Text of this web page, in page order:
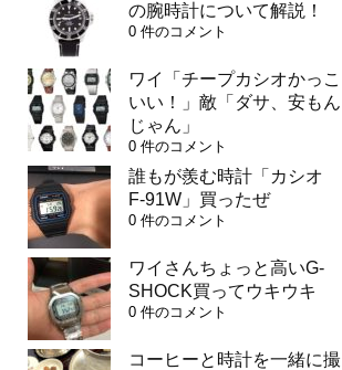
の腕時計について解説！
0 件のコメント
ワイ「チープカシオかっこ
いい！」敵「ダサ、安もん
じゃん」
0 件のコメント
誰もが羨む時計「カシオ
F-91W」買ったぜ
0 件のコメント
ワイさんちょっと高いG-
SHOCK買ってウキウキ
0 件のコメント
コーヒーと時計を一緒に撮